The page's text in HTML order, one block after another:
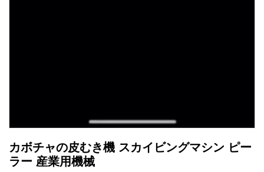
カボチャの皮むき機 スカイビングマシン ピー
ラー 産業用機械